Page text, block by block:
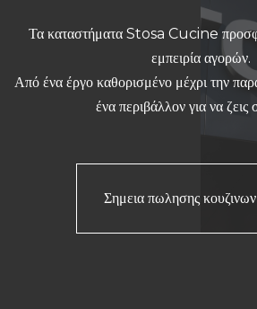
Τα καταστήματα Stosa Cucine
εμπειρία αγορών.
Από ένα έργο καθορισμένο μέχρι την
ένα περιβάλλον για να ζεις
Σημεια πωλησης